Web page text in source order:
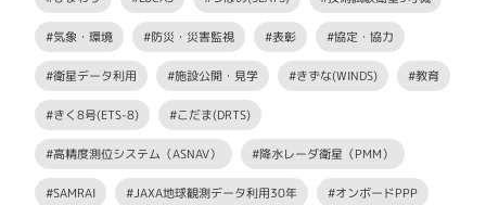
#気象・環境 #防災・災害監視 #表彰 #協定・協力
#衛星データ利用 #施設公開・見学 #きずな(WINDS) #教育
#きく8号(ETS-8) #こだま(DRTS)
#高精度測位システム（ASNAV） #降水レーダ衛星（PMM）
#SAMRAI #JAXA地球観測データ利用30年 #オンボードPPP